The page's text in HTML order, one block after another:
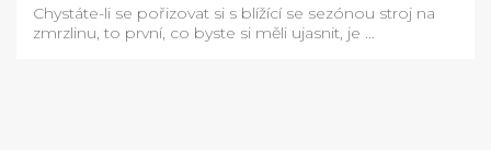
Chystáte-li se pořizovat si s blížící se sezónou stroj na
zmrzlinu, to první, co byste si měli ujasnit, je ...